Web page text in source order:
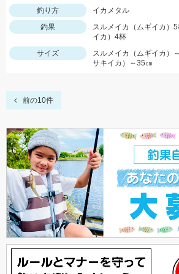
釣り方
イカメタル
釣果
スルメイカ（ムギイカ）
イカ）4杯
サイズ
スルメイカ（ムギイカ）
サキイカ）～35㎝
前の10件